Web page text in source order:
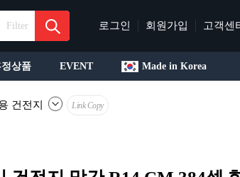
Filter 로그인 회원가입 고객센
정상품 EVENT Made in Korea
건전지 Link Copy